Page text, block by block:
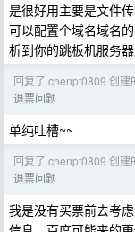
是很好用主要是文件传
可以配置个域名域名
析到你的跳板机服务
回复了 chenpt0809 创建
退票问题
单纯吐槽~~
回复了 chenpt0809 创建
退票问题
我是没有买票前去考